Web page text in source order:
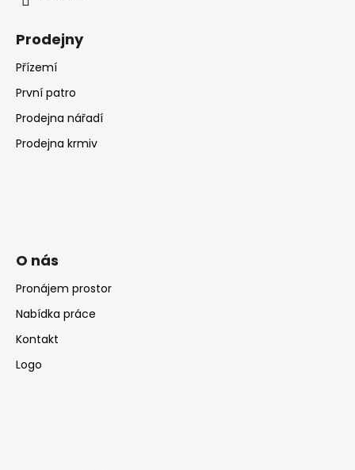
Prodejny
Přízemí
První patro
Prodejna nářadí
Prodejna krmiv
O nás
Pronájem prostor
Nabídka práce
Kontakt
Logo